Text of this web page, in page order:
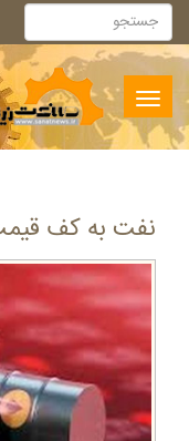
Toggle
navigation
نفت به کف قیمت ۵ ماهه سقوط